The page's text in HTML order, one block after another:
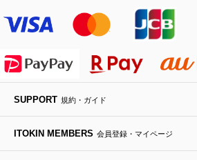
MK MICHEL KLEIN BAG
HIROKO KOSHINO
ライダースジャケット
デニムジャケット
ダウンジャケット・コート
ハンカチ・バンダナ
手袋
チャーム・ストラップ
バックパック・リュック
ボディバッグ・メッセンジャーバ
トラベルバッグ
フラットシューズ
ローファー
ドレスシューズ
カサブランカ・カラー
ラナンキュラス
ポプリアレンジ＆フレグランス
SUPPORT 規約・ガイド
ITOKIN MEMBERS 会員登録・マイページ